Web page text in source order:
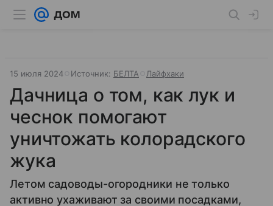
15 июля 2024 Источник: БЕЛТА Лайфхаки
Дачница о том, как лук и
чеснок помогают
уничтожать колорадского
жука
Летом садоводы-огородники не только
активно ухаживают за своими посадками,